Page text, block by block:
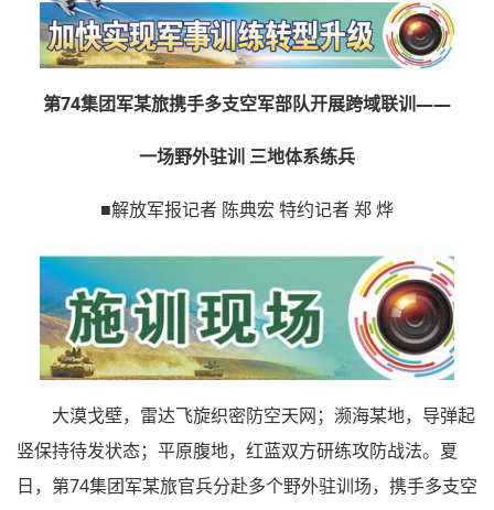
第74集团军某旅携手多支空军部队开展跨域联训——
一场野外驻训 三地体系练兵
■解放军报记者 陈典宏 特约记者 郑 烨
大漠戈壁，雷达飞旋织密防空天网；濒海某地，导弹起
竖保持待发状态；平原腹地，红蓝双方研练攻防战法。夏
日，第74集团军某旅官兵分赴多个野外驻训场，携手多支空